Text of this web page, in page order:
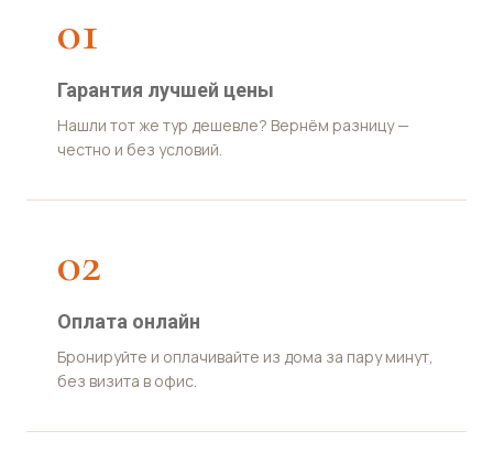
01
Гарантия лучшей цены
Нашли тот же тур дешевле? Вернём разницу —
честно и без условий.
02
Оплата онлайн
Бронируйте и оплачивайте из дома за пару минут,
без визита в офис.